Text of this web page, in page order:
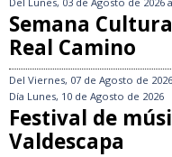
Semana
Real Camino
Del Viernes, 07 de Agosto de 2026
Día Lunes, 10 de Agosto de 2026
Festival de
Valdescapa